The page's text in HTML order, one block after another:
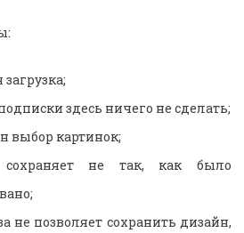
здесь ничего не сделать;
выбор картинок;
сохраняет не так, как было
не позволяет сохранить дизайн,